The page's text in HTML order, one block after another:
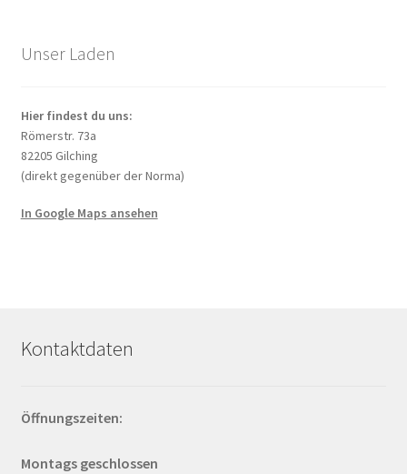
Unser Laden
Hier findest du uns:
Römerstr. 73a
82205 Gilching
(direkt gegenüber der Norma)
In Google Maps ansehen
Kontaktdaten
Öffnungszeiten:
Montags geschlossen